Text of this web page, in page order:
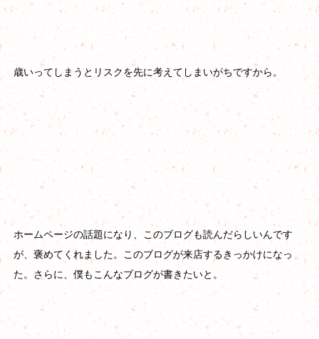
歳いってしまうとリスクを先に考えてしまいがちですから。
ホームページの話題になり、このブログも読んだらしいんです
が、褒めてくれました。このブログが来店するきっかけになっ
た。さらに、僕もこんなブログが書きたいと。